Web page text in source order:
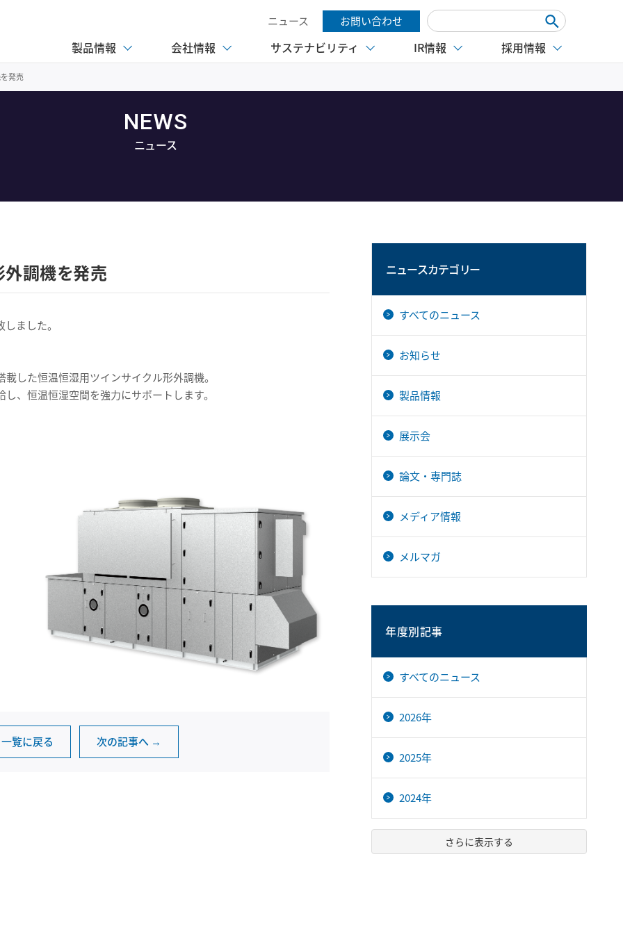
ニュース お問い合わせ
製品情報 会社情報 サステナビリティ IR情報 採用情報
発売
NEWS
ニュース
外調機を発売
ました。
した恒温恒湿用ツインサイクル形外調機。
、恒温恒湿空間を強力にサポートします。
一覧に戻る 次の記事へ →
ニュースカテゴリー
すべてのニュース
お知らせ
製品情報
展示会
論文・専門誌
メディア情報
メルマガ
年度別記事
すべてのニュース
2026年
2025年
2024年
さらに表示する